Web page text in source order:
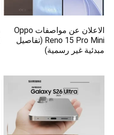
الاعلان عن مواصفات Oppo
Reno 15 Pro Mini (تفاصيل
مبدئية غير رسمية)